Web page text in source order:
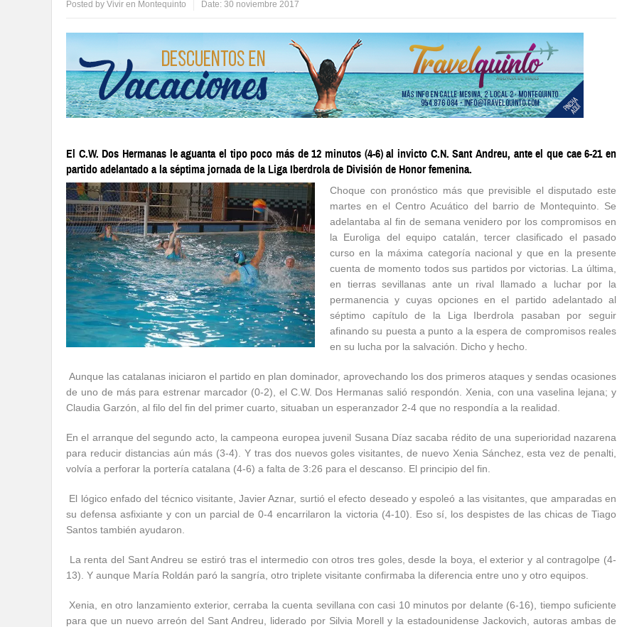
Posted by Vivir en Montequinto Date: 30 noviembre 2017
El C.W. Dos Hermanas le aguanta el tipo poco más de 12 minutos (4-6) al invicto C.N. Sant Andreu, ante el que cae 6-21 en
partido adelantado a la séptima jornada de la Liga Iberdrola de División de Honor femenina.
Choque con pronóstico más que previsible el disputado este
martes en el Centro Acuático del barrio de Montequinto. Se
adelantaba al fin de semana venidero por los compromisos en
la Euroliga del equipo catalán, tercer clasificado el pasado
curso en la máxima categoría nacional y que en la presente
cuenta de momento todos sus partidos por victorias. La última,
en tierras sevillanas ante un rival llamado a luchar por la
permanencia y cuyas opciones en el partido adelantado al
séptimo capítulo de la Liga Iberdrola pasaban por seguir
afinando su puesta a punto a la espera de compromisos reales
en su lucha por la salvación. Dicho y hecho.
Aunque las catalanas iniciaron el partido en plan dominador, aprovechando los dos primeros ataques y sendas ocasiones
de uno de más para estrenar marcador (0-2), el C.W. Dos Hermanas salió respondón. Xenia, con una vaselina lejana; y
Claudia Garzón, al filo del fin del primer cuarto, situaban un esperanzador 2-4 que no respondía a la realidad.
En el arranque del segundo acto, la campeona europea juvenil Susana Díaz sacaba rédito de una superioridad nazarena
para reducir distancias aún más (3-4). Y tras dos nuevos goles visitantes, de nuevo Xenia Sánchez, esta vez de penalti,
volvía a perforar la portería catalana (4-6) a falta de 3:26 para el descanso. El principio del fin.
El lógico enfado del técnico visitante, Javier Aznar, surtió el efecto deseado y espoleó a las visitantes, que amparadas en
su defensa asfixiante y con un parcial de 0-4 encarrilaron la victoria (4-10). Eso sí, los despistes de las chicas de Tiago
Santos también ayudaron.
La renta del Sant Andreu se estiró tras el intermedio con otros tres goles, desde la boya, el exterior y al contragolpe (4-
13). Y aunque María Roldán paró la sangría, otro triplete visitante confirmaba la diferencia entre uno y otro equipos.
Xenia, en otro lanzamiento exterior, cerraba la cuenta sevillana con casi 10 minutos por delante (6-16), tiempo suficiente
para que un nuevo arreón del Sant Andreu, liderado por Silvia Morell y la estadounidense Jackovich, autoras ambas de